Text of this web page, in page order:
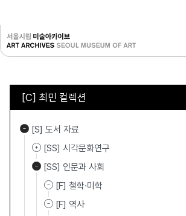
[C] 최민 컬렉션
[S] 도서 자료
[SS] 시각문화연구
[SS] 인문과 사회
[F] 철학·미학
[F] 역사